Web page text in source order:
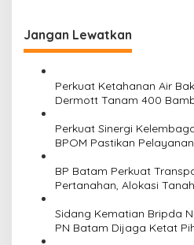
g
a
Jangan Lewatkan
Perkuat Ketahanan Air
Dermott Tanam 400
Perkuat Sinergi
BPOM Pastikan
BP Batam Perkuat
Pertanahan, Alokasi
Sidang Kematian Bripda
PN Batam Dijaga Ketat